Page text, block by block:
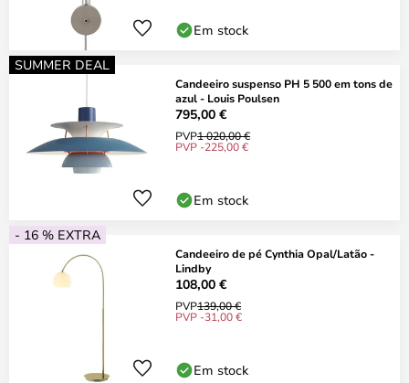
Em stock
SUMMER DEAL
Candeeiro suspenso PH 5 500 em tons de
azul - Louis Poulsen
795,00 €
PVP1 020,00 €
PVP -225,00 €
Em stock
- 16 % EXTRA
Candeeiro de pé Cynthia Opal/Latão -
Lindby
108,00 €
PVP139,00 €
PVP -31,00 €
Em stock